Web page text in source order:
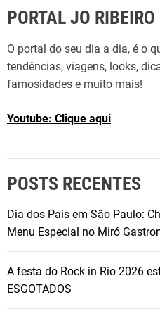
PORTAL JO RIBEIRO
O portal do seu dia a dia, é o
tendências, viagens, looks,
famosidades e muito mais!
Youtube: Clique aqui
POSTS RECENTES
Dia dos Pais em São Paulo:
Menu Especial no Miró
A festa do Rock in Rio 2026
ESGOTADOS